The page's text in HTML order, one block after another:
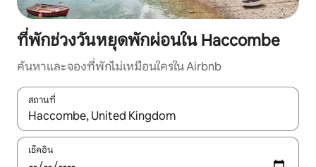
ที่พักช่วงวันหยุดพักผ่อนใน Haccombe
ค้นหาและจองที่พักไม่เหมือนใครใน Airbnb
สถานที่
ใช้ลูกศรขึ้นลง หรือใช้การสัมผัสหรือปัด เพื่อสำรวจผลการค้นหา
เช็คอิน